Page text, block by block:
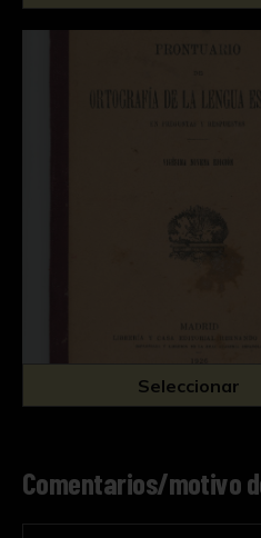
Seleccionar
Comentarios/motivo